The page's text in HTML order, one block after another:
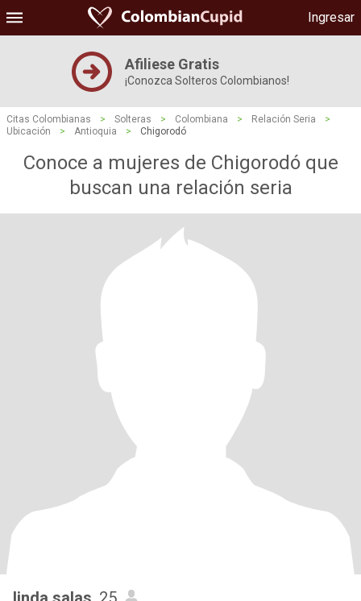
Ingresar
Afiliese Gratis
¡Conozca Solteros Colombianos!
Citas Colombianas > Solteras > Colombiana > Relación Seria
>
Ubicación
> Antioquia > Chigorodó
Conoce a mujeres de Chigorodó que
buscan una relación seria